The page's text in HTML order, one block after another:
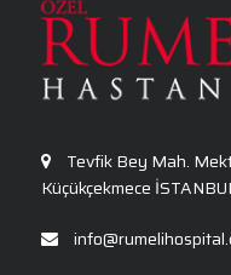
Kalp Ritim
Anksiyete
ve Etkili Tedavi
Tevfik Bey Mah.
Küçükçekmece